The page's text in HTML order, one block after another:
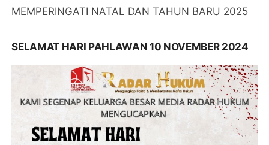
MEMPERINGATI NATAL DAN TAHUN BARU 2025
SELAMAT HARI PAHLAWAN 10 NOVEMBER 2024